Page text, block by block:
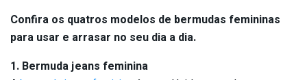
Confira os quatros modelos de bermudas femininas
para usar e arrasar no seu dia a dia.
1. Bermuda jeans feminina